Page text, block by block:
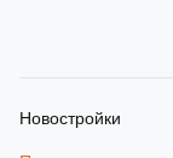
Новостройки